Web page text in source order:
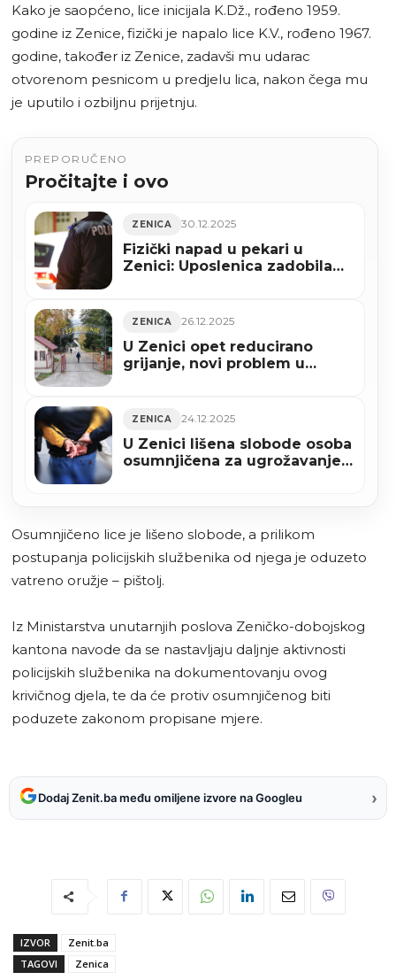
Kako je saopćeno, lice inicijala K.Dž., rođeno 1959.
godine iz Zenice, fizički je napalo lice K.V., rođeno 1967.
godine, također iz Zenice, zadavši mu udarac
otvorenom pesnicom u predjelu lica, nakon čega mu
je uputilo i ozbiljnu prijetnju.
PREPORUČENO
Pročitajte i ovo
ZENICA 30.12.2025
Fizički napad u pekari u
Zenici: Uposlenica zadobila
ZENICA 26.12.2025
U Zenici opet reducirano
grijanje, novi problem u
ZENICA 24.12.2025
U Zenici lišena slobode osoba
osumnjičena za ugrožavanje
Osumnjičeno lice je lišeno slobode, a prilikom
postupanja policijskih službenika od njega je oduzeto
vatreno oružje – pištolj.
Iz Ministarstva unutarnjih poslova Zeničko-dobojskog
kantona navode da se nastavljaju daljnje aktivnosti
policijskih službenika na dokumentovanju ovog
krivičnog djela, te da će protiv osumnjičenog biti
poduzete zakonom propisane mjere.
Dodaj Zenit.ba među omiljene izvore na Googleu ›
IZVOR
Zenit.ba
TAGOVI
Zenica